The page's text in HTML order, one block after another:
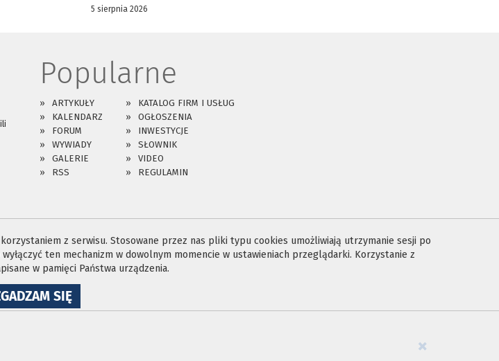
5 sierpnia 2026
Popularne
ARTYKUŁY
KATALOG FIRM I USŁUG
KALENDARZ
OGŁOSZENIA
FORUM
INWESTYCJE
WYWIADY
SŁOWNIK
GALERIE
VIDEO
RSS
REGULAMIN
z serwisu. Stosowane przez nas pliki typu cookies umożliwiają utrzymanie sesji po
ten mechanizm w dowolnym momencie w ustawieniach przeglądarki. Korzystanie z
w pamięci Państwa urządzenia.
SIĘNA
WYKORZYSTANIE
×